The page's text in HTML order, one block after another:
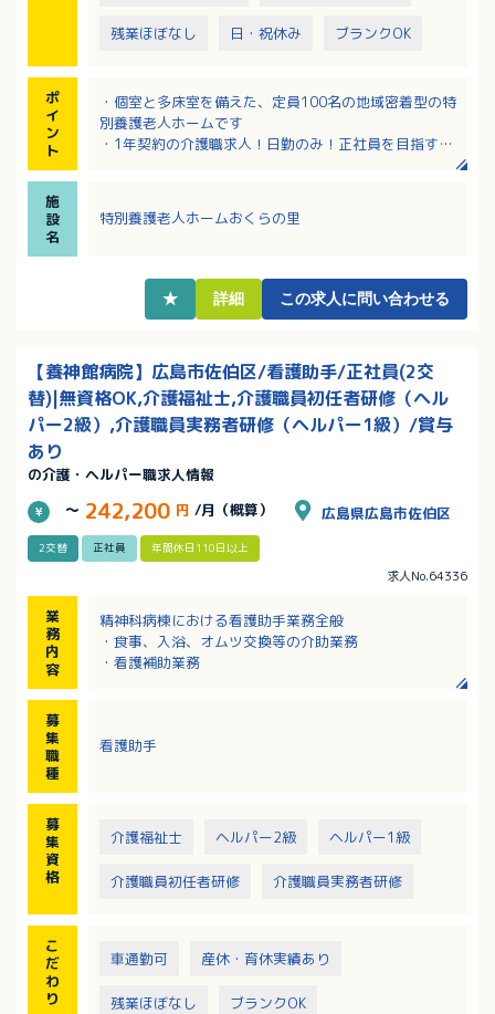
残業ほぼなし 日・祝休み ブランクOK
ポ
イ
ン
ト
・個室と多床室を備えた、定員100名の地域密着型の特
別養護老人ホームです
・1年契約の介護職求人！日勤のみ！正社員を目指すこ
ランスを大切にしたい方にもおすすめ！
・契約社員の方も賞与あり！前年度の支給実績は2.0ヶ
施
設
名
特別養護老人ホームおくらの里
★ 詳細 この求人に問い合わせる
【養神館病院】広島市佐伯区/看護助手/正社員(2交
替)|無資格OK,介護福祉士,介護職員初任者研修（ヘル
パー2級）,介護職員実務者研修（ヘルパー1級）/賞与
あり
の介護・ヘルパー職求人情報
～ 242,200 円 /月（概算） 広島県広島市佐伯区
2交替 正社員 年間休日110日以上
求人No.64336
業
務
内
容
精神科病棟における看護助手業務全般
・食事、入浴、オムツ交換等の介助業務
・看護補助業務
募
集
職
種
看護助手
募
集
資
格
介護福祉士 ヘルパー2級 ヘルパー1級
介護職員初任者研修 介護職員実務者研修
こ
だ
わ
り
車通勤可 産休・育休実績あり
残業ほぼなし ブランクOK